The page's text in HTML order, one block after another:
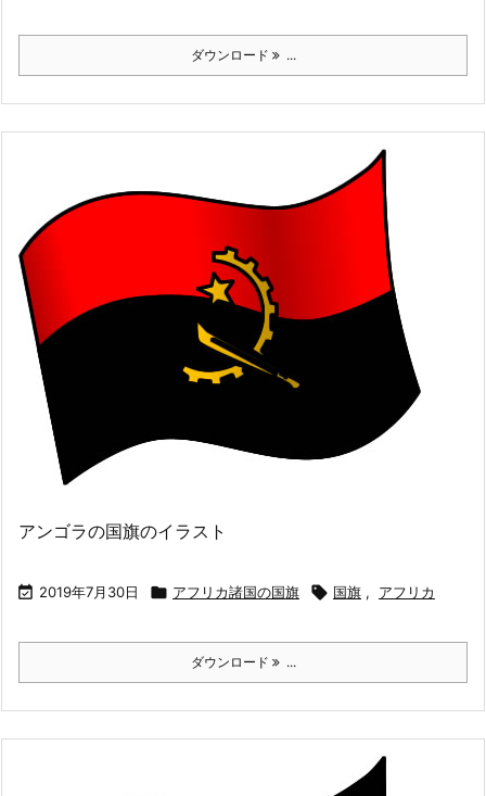
ダウンロード ...
アンゴラの国旗のイラスト
 2019年7月30日  アフリカ諸国の国旗  国旗 , アフリカ
ダウンロード ...